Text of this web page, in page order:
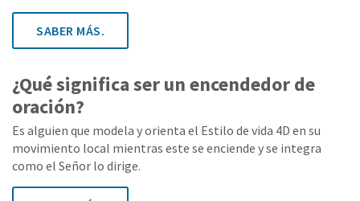
SABER MÁS.
¿Qué significa ser un encendedor de
oración?
Es alguien que modela y orienta el Estilo de vida 4D en su
movimiento local mientras este se enciende y se integra
como el Señor lo dirige.